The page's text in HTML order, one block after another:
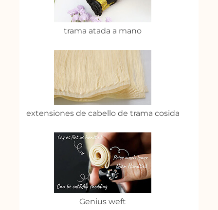
trama atada a mano
extensiones de cabello de trama cosida
Genius weft